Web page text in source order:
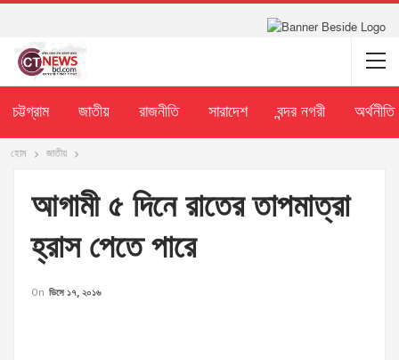
চট্টগ্রাম জাতীয় রাজনীতি সারাদেশ বন্দর নগরী অর্থনীতি
হোম জাতীয়
আগামী ৫ দিনে রাতের তাপমাত্রা
হ্রাস পেতে পারে
On ডিসে ১৭, ২০১৬